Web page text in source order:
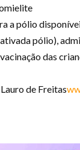
a pólio
pólio),
das
de Freitas